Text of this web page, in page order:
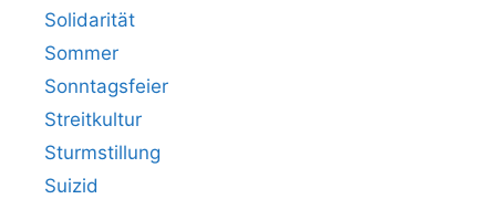
Solidarität
Sommer
Sonntagsfeier
Streitkultur
Sturmstillung
Suizid